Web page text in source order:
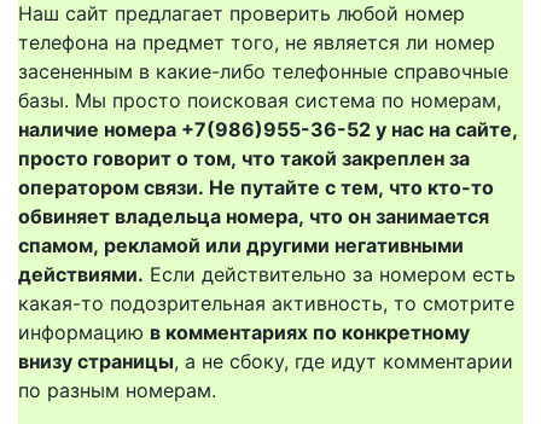
Наш сайт предлагает проверить любой номер
телефона на предмет того, не является ли номер
засененным в какие-либо телефонные справочные
базы. Мы просто поисковая система по номерам,
наличие номера +7(986)955-36-52 у нас на сайте,
просто говорит о том, что такой закреплен за
оператором связи. Не путайте с тем, что кто-то
обвиняет владельца номера, что он занимается
спамом, рекламой или другими негативными
действиями. Если действительно за номером есть
какая-то подозрительная активность, то смотрите
информацию в комментариях по конкретному
внизу страницы, а не сбоку, где идут комментарии
по разным номерам.